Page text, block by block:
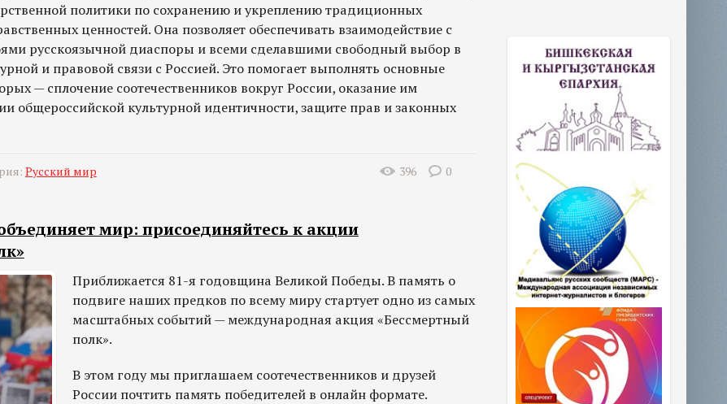
политики по сохранению и укреплению традиционных
ценностей. Она позволяет обеспечивать взаимодействие с
русскоязычной диаспоры и всеми сделавшими свободный выбор в
и правовой связи с Россией. Это помогает выполнять основные
— сплочение соотечественников вокруг России, оказание им
общероссийской культурной идентичности, защите прав и законных
Русский мир 396 0
мир: присоединяйтесь к акции
Приближается 81-я годовщина Великой Победы. В память о
подвиге наших предков по всему миру стартует одно из самых
масштабных событий — международная акция «Бессмертный
полк».
В этом году мы приглашаем соотечественников и друзей
России почтить память победителей в онлайн формате.